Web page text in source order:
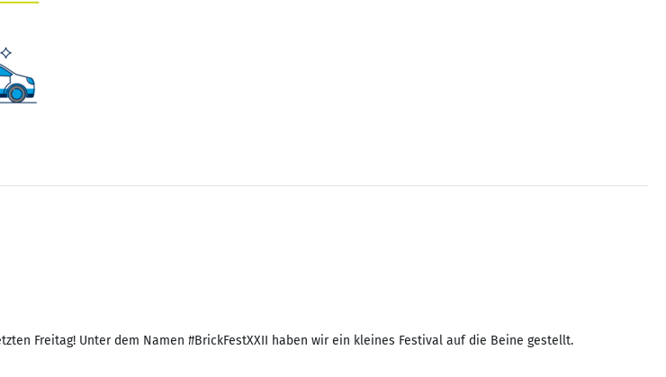
Freitag! Unter dem Namen #BrickFestXXII haben wir ein kleines Festival auf die Beine gestellt.